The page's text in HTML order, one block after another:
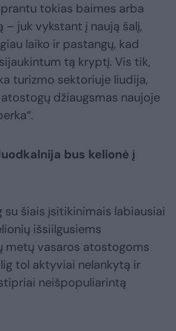
tokias baimes arba
– juk vykstant į naują šalį,
laiko ir pastangų, kad
tą kryptį. Vis tik,
turizmo sektoriuje liudija,
džiaugsmas naujoje
bus kelionė į
su šiais įsitikinimais labiausiai
išsiilgusiems
metų vasaros atostogoms
tol aktyviai nelankytą ir
neišpopuliarintą